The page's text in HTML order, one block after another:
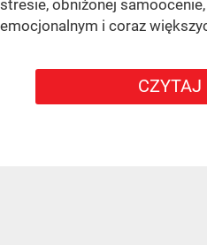
stresie, obniżonej
emocjonalnym i coraz
CZYTAJ